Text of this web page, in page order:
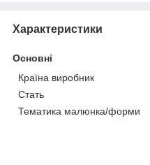
Характеристики
Основні
Країна виробник
Стать
Тематика малюнка/форми